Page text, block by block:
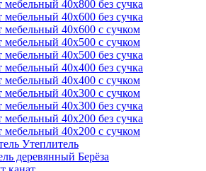
40х800 без сучка
40х600 без сучка
40х600 с сучком
40х500 с сучком
40х500 без сучка
40х400 без сучка
40х400 с сучком
40х300 с сучком
40х300 без сучка
40х200 без сучка
40х200 с сучком
Утеплитель
деревянный Берёза